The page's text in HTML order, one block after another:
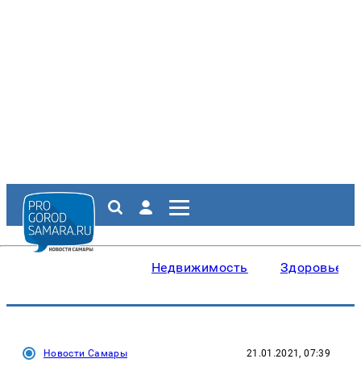
Недвижимость Здоровье
Новости Самары 21.01.2021, 07:39